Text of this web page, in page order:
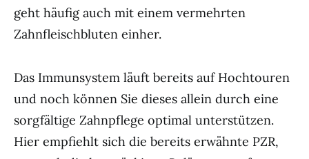
geht häufig auch mit einem vermehrten
Zahnfleischbluten einher.
Das Immunsystem läuft bereits auf Hochtouren
und noch können Sie dieses allein durch eine
sorgfältige Zahnpflege optimal unterstützen.
Hier empfiehlt sich die bereits erwähnte PZR,